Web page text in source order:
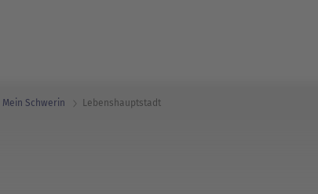
Mein Schwerin Lebens­hauptstadt